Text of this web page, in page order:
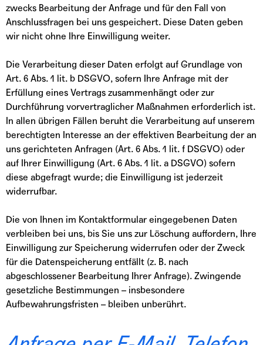
zwecks Bearbeitung der Anfrage und für den Fall von
Anschlussfragen bei uns gespeichert. Diese Daten geben
wir nicht ohne Ihre Einwilligung weiter.
Die Verarbeitung dieser Daten erfolgt auf Grundlage von
Art. 6 Abs. 1 lit. b DSGVO, sofern Ihre Anfrage mit der
Erfüllung eines Vertrags zusammenhängt oder zur
Durchführung vorvertraglicher Maßnahmen erforderlich ist.
In allen übrigen Fällen beruht die Verarbeitung auf unserem
berechtigten Interesse an der effektiven Bearbeitung der an
uns gerichteten Anfragen (Art. 6 Abs. 1 lit. f DSGVO) oder
auf Ihrer Einwilligung (Art. 6 Abs. 1 lit. a DSGVO) sofern
diese abgefragt wurde; die Einwilligung ist jederzeit
widerrufbar.
Die von Ihnen im Kontaktformular eingegebenen Daten
verbleiben bei uns, bis Sie uns zur Löschung auffordern, Ihre
Einwilligung zur Speicherung widerrufen oder der Zweck
für die Datenspeicherung entfällt (z. B. nach
abgeschlossener Bearbeitung Ihrer Anfrage). Zwingende
gesetzliche Bestimmungen – insbesondere
Aufbewahrungsfristen – bleiben unberührt.